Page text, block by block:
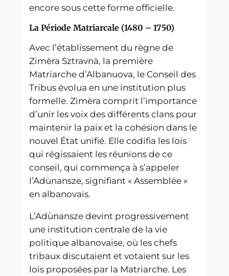
encore sous cette forme officielle.
La Période Matriarcale (1480 – 1750)
Avec l’établissement du règne de
Zimèra Sztravnà, la première
Matriarche d’Albanuova, le Conseil des
Tribus évolua en une institution plus
formelle. Zimèra comprit l’importance
d’unir les voix des différents clans pour
maintenir la paix et la cohésion dans le
nouvel État unifié. Elle codifia les lois
qui régissaient les réunions de ce
conseil, qui commença à s’appeler
l’Adùnansze, signifiant « Assemblée »
en albanovais.
L’Adùnansze devint progressivement
une institution centrale de la vie
politique albanovaise, où les chefs
tribaux discutaient et votaient sur les
lois proposées par la Matriarche. Les